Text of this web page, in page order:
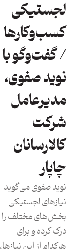
لجستیکی
کسب‌و‌کارها
/ گفت‌وگو با
نوید صفوی،
مدیرعامل
شرکت
کالارسانان
چاپار
نوید صفوی می‌گوید
نیازهای لجستیکی
بخش‌های مختلف را
درک کرده و برای
هرکدام از این نیازها،